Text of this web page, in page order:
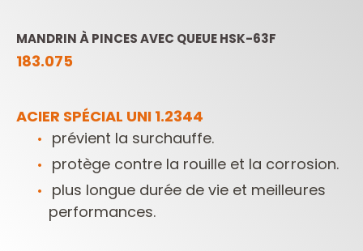
MANDRIN À PINCES AVEC QUEUE HSK-63F
183.075
ACIER SPÉCIAL UNI 1.2344
prévient la surchauffe.
protège contre la rouille et la corrosion.
plus longue durée de vie et meilleures
performances.